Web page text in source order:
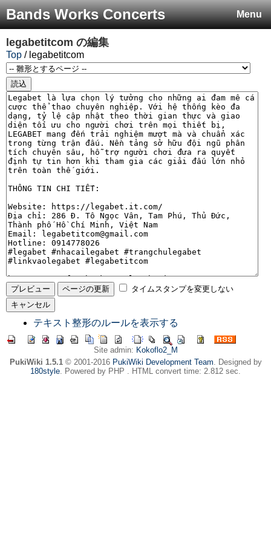
Menu
Bands Works Concerts
legabetitcom の編集
Top / legabetitcom
タイムスタンプを変更しない
テキスト整形のルールを表示する
Site admin: Kokoflo2_M
PukiWiki 1.5.1© 2001-2016 PukiWiki Development Team. Designed by
180style. Powered by PHP . HTML convert time: 2.812 sec.